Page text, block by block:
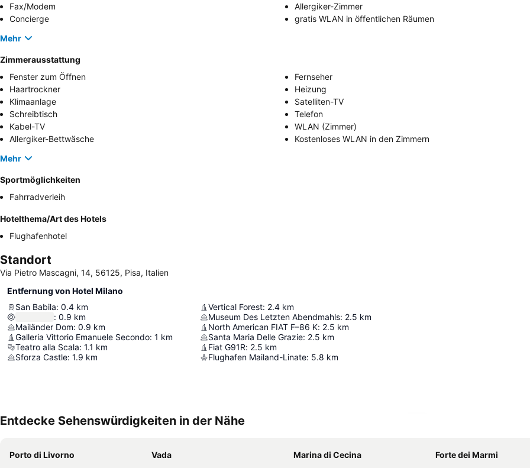
Fax/Modem
Allergiker-Zimmer
Concierge
gratis WLAN in öffentlichen Räumen
Mehr
Zimmerausstattung
Fenster zum Öffnen
Fernseher
Haartrockner
Heizung
Klimaanlage
Satelliten-TV
Schreibtisch
Telefon
Kabel-TV
WLAN (Zimmer)
Allergiker-Bettwäsche
Kostenloses WLAN in den Zimmern
Mehr
Sportmöglichkeiten
Fahrradverleih
Hotelthema/Art des Hotels
Flughafenhotel
Standort
Via Pietro Mascagni, 14, 56125, Pisa, Italien
Entfernung von Hotel Milano
San Babila: 0.4 km
: 0.9 km
Mailänder Dom: 0.9 km
Galleria Vittorio Emanuele Secondo: 1 km
Teatro alla Scala: 1.1 km
Sforza Castle: 1.9 km
Vertical Forest: 2.4 km
Museum Des Letzten Abendmahls: 2.5 km
North American FIAT F–86 K: 2.5 km
Santa Maria Delle Grazie: 2.5 km
Fiat G91R: 2.5 km
Flughafen Mailand-Linate: 5.8 km
Entdecke Sehenswürdigkeiten in der Nähe
Porto di Livorno Vada Marina di Cecina
Forte dei Marmi